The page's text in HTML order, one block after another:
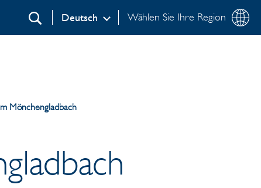
Wählen Sie Ihre Region
Deutsch
Suchen
Mönchengladbach